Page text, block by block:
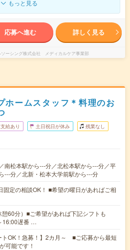
もっと見る
応募へ進む 詳しく見る
ソーシング株式会社 メディカルケア事業部
ホームスタッフ＊料理のお
給あり 土日祝日が休み 残業なし
南松本駅から---分／北松本駅から---分／平
---分／北新・松本大学前駅から---分
固定の相談OK！ ■希望の曜日があればご相
60分）■ご希望があれば下記シフトも
16:00遅番 …
トOK！急募！】2カ月～ ■ご応募から最短
可能です！